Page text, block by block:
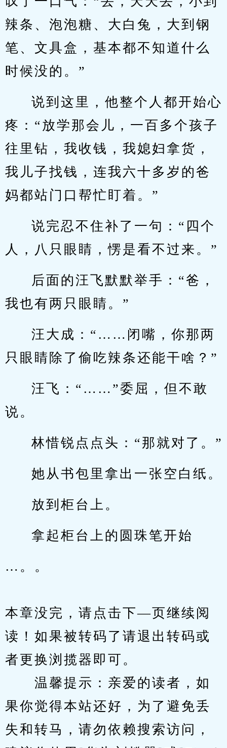
辣条、泡泡糖、大白兔，大到钢
笔、文具盒，基本都不知道什么
时候没的。”
说到这里，他整个人都开始心
疼：“放学那会儿，一百多个孩子
往里钻，我收钱，我媳妇拿货，
我儿子找钱，连我六十多岁的爸
妈都站门口帮忙盯着。”
说完忍不住补了一句：“四个
人，八只眼睛，愣是看不过来。”
后面的汪飞默默举手：“爸，
我也有两只眼睛。”
汪大成：“……闭嘴，你那两
只眼睛除了偷吃辣条还能干啥？”
汪飞：“……”委屈，但不敢
说。
林惜锐点点头：“那就对了。”
她从书包里拿出一张空白纸。
放到柜台上。
拿起柜台上的圆珠笔开始
…。。
本章没完，请点击下—页继续阅
读！如果被转码了请退出转码或
者更换浏揽器即可。
温馨提示：亲爱的读者，如
果你觉得本站还好，为了避免丢
失和转马，请勿依赖搜索访问，